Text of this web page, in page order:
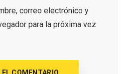
correo electrónico y
para la próxima vez
de Santiago Apóstol